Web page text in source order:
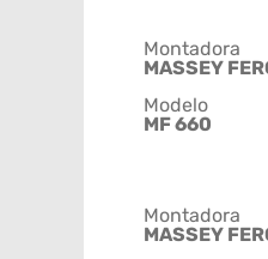
Montadora
MASSEY
Modelo
MF 660
Montadora
MASSEY